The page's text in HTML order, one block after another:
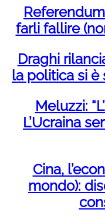
farli fallire
Draghi
la politica si è
Meluzzi:
L’Ucraina
Cina,
mondo):